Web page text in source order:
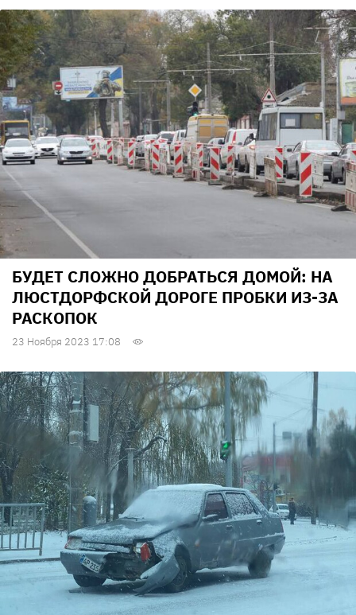
БУДЕТ СЛОЖНО ДОБРАТЬСЯ ДОМОЙ: НА
ЛЮСТДОРФСКОЙ ДОРОГЕ ПРОБКИ ИЗ-ЗА
РАСКОПОК
23 Ноября 2023 17:08